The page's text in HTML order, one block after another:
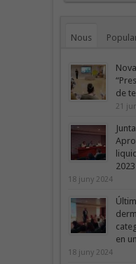
Nous
de
21
2023
18 juny 2024
en
18 juny 2024